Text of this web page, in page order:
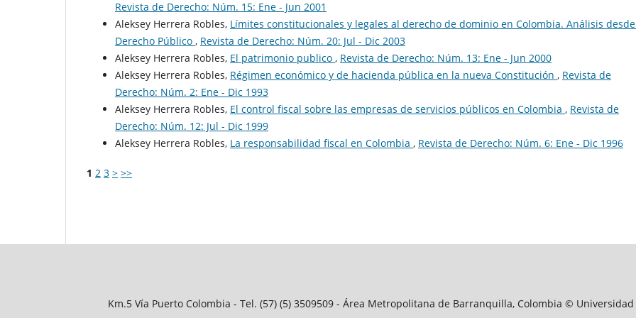
Revista de Derecho: Núm. 15: Ene - Jun 2001
Aleksey Herrera Robles, Límites constitucionales y legales al derecho de dominio en Colombia. Análisis
Derecho Público , Revista de Derecho: Núm. 20: Jul - Dic 2003
Aleksey Herrera Robles, El patrimonio publico , Revista de Derecho: Núm. 13: Ene - Jun 2000
Aleksey Herrera Robles, Régimen económico y de hacienda pública en la nueva Constitución , Revista de
Derecho: Núm. 2: Ene - Dic 1993
Aleksey Herrera Robles, El control fiscal sobre las empresas de servicios públicos en Colombia , Revista de
Derecho: Núm. 12: Jul - Dic 1999
Aleksey Herrera Robles, La responsabilidad fiscal en Colombia , Revista de Derecho: Núm. 6: Ene - Dic 1996
1 2 3 > >>
Km.5 Vía Puerto Colombia - Tel. (57) (5) 3509509 - Área Metropolitana de Barranquilla, Colombia ©